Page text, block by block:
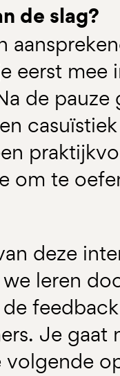
de slag?
eerst mee
de pauze
om te
deze
leren
Je gaat